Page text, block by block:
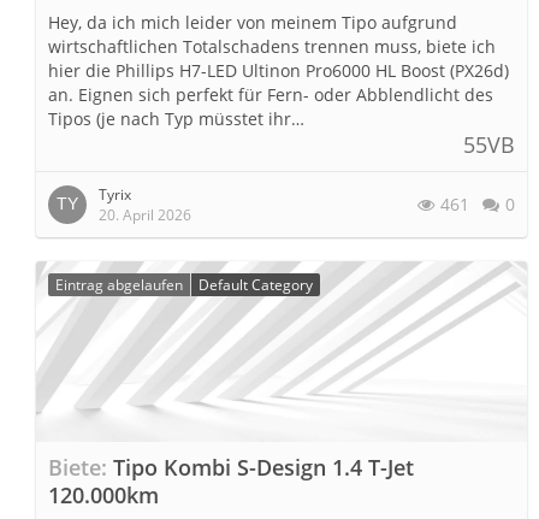
Hey, da ich mich leider von meinem Tipo aufgrund
wirtschaftlichen Totalschadens trennen muss, biete ich
hier die Phillips H7-LED Ultinon Pro6000 HL Boost (PX26d)
an. Eignen sich perfekt für Fern- oder Abblendlicht des
Tipos (je nach Typ müsstet ihr…
55VB
Tyrix
20. April 2026
461 0
Eintrag abgelaufen Default Category
Biete Tipo Kombi S-Design 1.4 T-Jet
120.000km